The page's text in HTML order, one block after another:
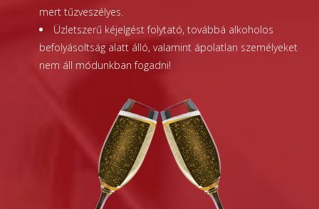
mert tűzveszélyes.
Üzletszerű kéjelgést folytató, továbbá alkoholos
befolyásoltság alatt álló, valamint ápolatlan személyeket
nem áll módunkban fogadni!